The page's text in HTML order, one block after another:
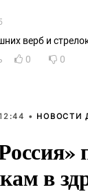
верб и
0 0
• НОВОСТИ
в